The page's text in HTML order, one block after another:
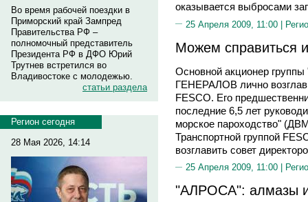
Во время рабочей поездки в
Приморский край Зампред
Правительства РФ –
полномочный представитель
Президента РФ в ДФО Юрий
Трутнев встретился во
Владивостоке с молодежью.
статьи раздела
Регион сегодня
28 Мая 2026, 14:14
оказывается выбросами
25 Апреля 2009, 11:00 |
Можем справиться
Основной акционер
ГЕНЕРАЛОВ лично
FESCO. Его
последние 6,5 лет
морское пароходство"
Транспортной группой
возглавить совет
25 Апреля 2009, 11:00 |
"АЛРОСА": алмазы и